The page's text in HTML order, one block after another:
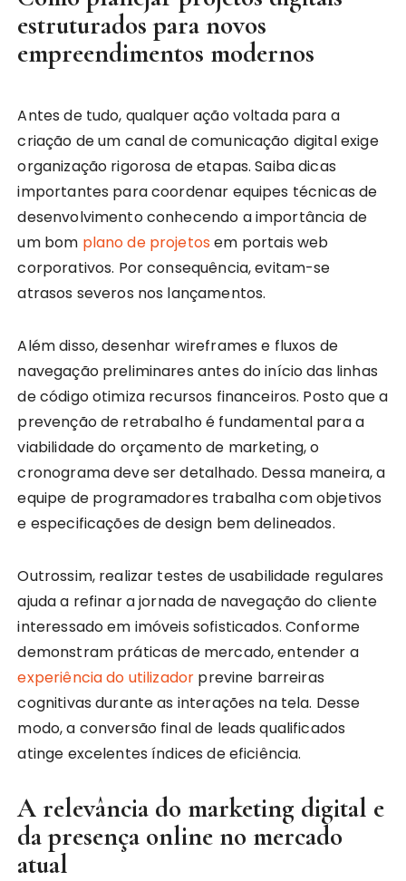
estruturados para novos
empreendimentos modernos
Antes de tudo, qualquer ação voltada para a
criação de um canal de comunicação digital exige
organização rigorosa de etapas. Saiba dicas
importantes para coordenar equipes técnicas de
desenvolvimento conhecendo a importância de
um bom plano de projetos em portais web
corporativos. Por consequência, evitam-se
atrasos severos nos lançamentos.
Além disso, desenhar wireframes e fluxos de
navegação preliminares antes do início das linhas
de código otimiza recursos financeiros. Posto que a
prevenção de retrabalho é fundamental para a
viabilidade do orçamento de marketing, o
cronograma deve ser detalhado. Dessa maneira, a
equipe de programadores trabalha com objetivos
e especificações de design bem delineados.
Outrossim, realizar testes de usabilidade regulares
ajuda a refinar a jornada de navegação do cliente
interessado em imóveis sofisticados. Conforme
demonstram práticas de mercado, entender a
experiência do utilizador previne barreiras
cognitivas durante as interações na tela. Desse
modo, a conversão final de leads qualificados
atinge excelentes índices de eficiência.
A relevância do marketing digital e
da presença online no mercado
atual